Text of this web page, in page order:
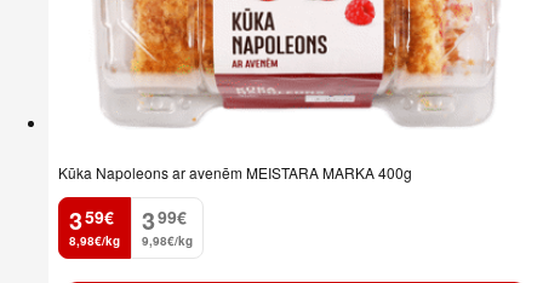
Kūka Napoleons ar avenēm MEISTARA MARKA 400g
3
. 59€
8,98€/kg
3
. 99€
9,98€/kg